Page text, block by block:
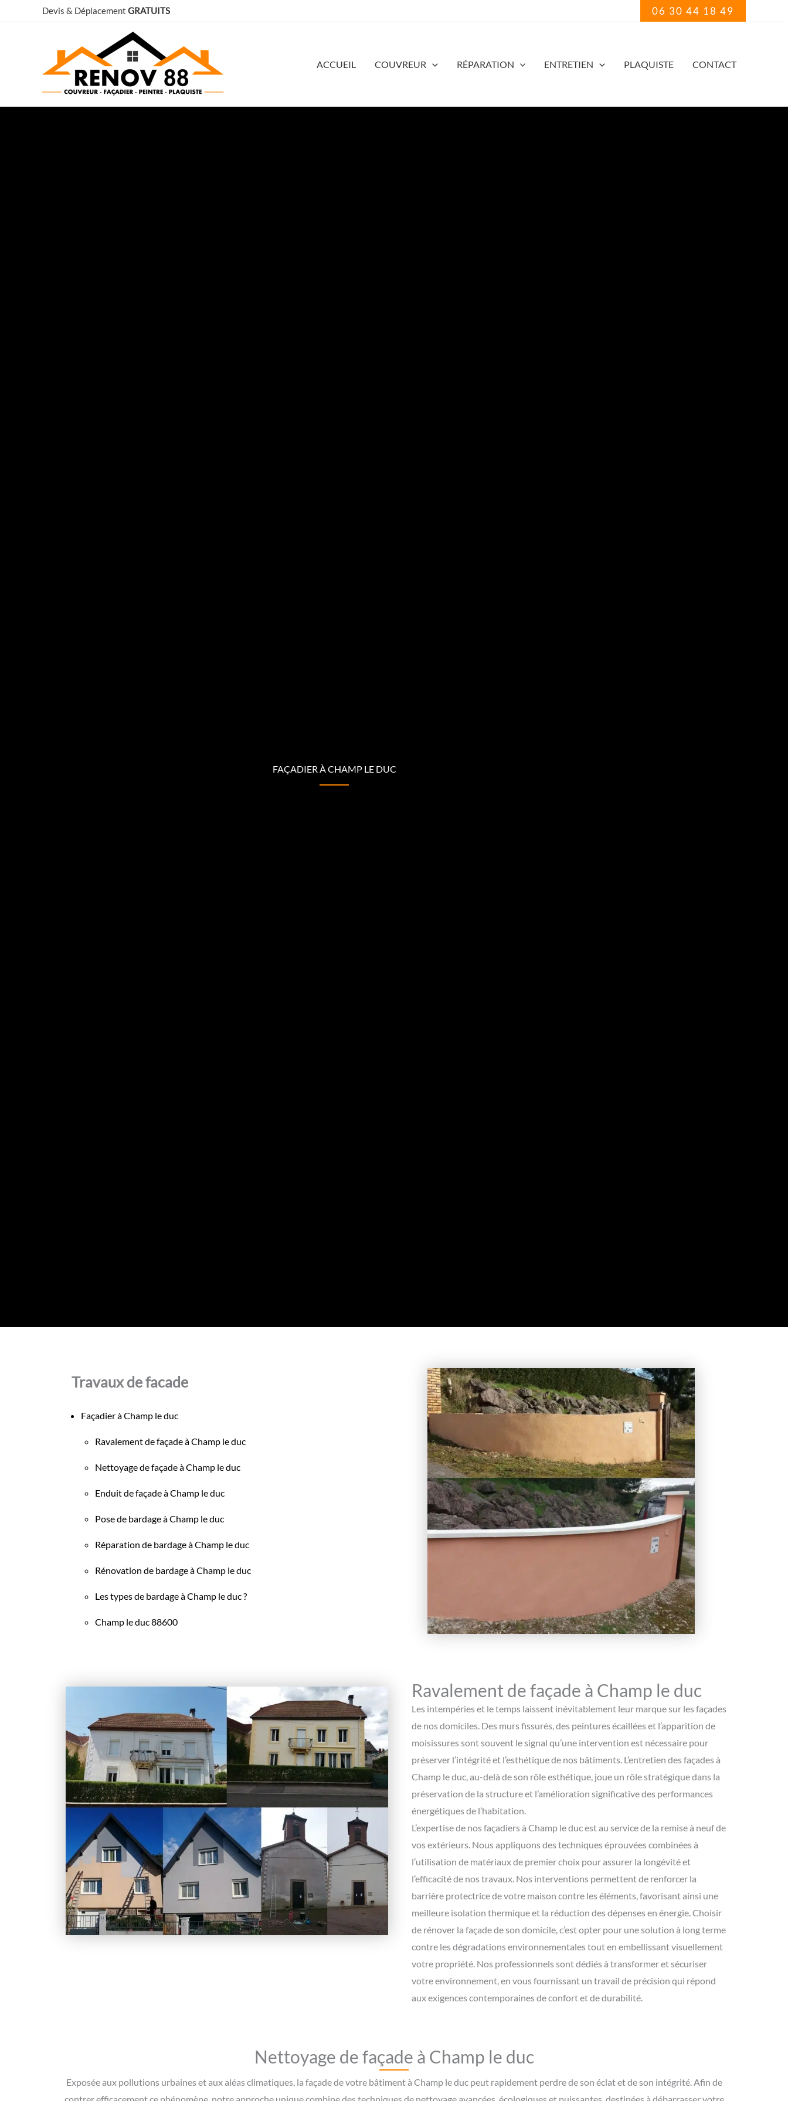
Devis & Déplacement GRATUITS 06 30 44 18 49
ACCUEIL COUVREUR RÉPARATION ENTRETIEN PLAQUISTE CONTACT
FAÇADIER À CHAMP LE DUC
Travaux de facade
Façadier à Champ le duc
Ravalement de façade à Champ le duc
Nettoyage de façade à Champ le duc
Enduit de façade à Champ le duc
Pose de bardage à Champ le duc
Réparation de bardage à Champ le duc
Rénovation de bardage à Champ le duc
Les types de bardage à Champ le duc ?
Champ le duc 88600
Ravalement de façade à Champ le duc
Les intempéries et le temps laissent inévitablement leur marque sur les façades
de nos domiciles. Des murs fissurés, des peintures écaillées et l’apparition de
moisissures sont souvent le signal qu’une intervention est nécessaire pour
préserver l’intégrité et l’esthétique de nos bâtiments. L’entretien des façades à
Champ le duc, au-delà de son rôle esthétique, joue un rôle stratégique dans la
préservation de la structure et l’amélioration significative des performances
énergétiques de l’habitation.
L’expertise de nos façadiers à Champ le duc est au service de la remise à neuf de
vos extérieurs. Nous appliquons des techniques éprouvées combinées à
l’utilisation de matériaux de premier choix pour assurer la longévité et
l’efficacité de nos travaux. Nos interventions permettent de renforcer la
barrière protectrice de votre maison contre les éléments, favorisant ainsi une
meilleure isolation thermique et la réduction des dépenses en énergie. Choisir
de rénover la façade de son domicile, c’est opter pour une solution à long terme
contre les dégradations environnementales tout en embellissant visuellement
votre propriété. Nos professionnels sont dédiés à transformer et sécuriser
votre environnement, en vous fournissant un travail de précision qui répond
aux exigences contemporaines de confort et de durabilité.
Nettoyage de façade à Champ le duc
Exposée aux pollutions urbaines et aux aléas climatiques, la façade de votre bâtiment à Champ le duc peut rapidement perdre de son éclat et de son intégrité. Afin de
contrer efficacement ce phénomène, notre approche unique combine des techniques de nettoyage avancées, écologiques et puissantes, destinées à débarrasser votre